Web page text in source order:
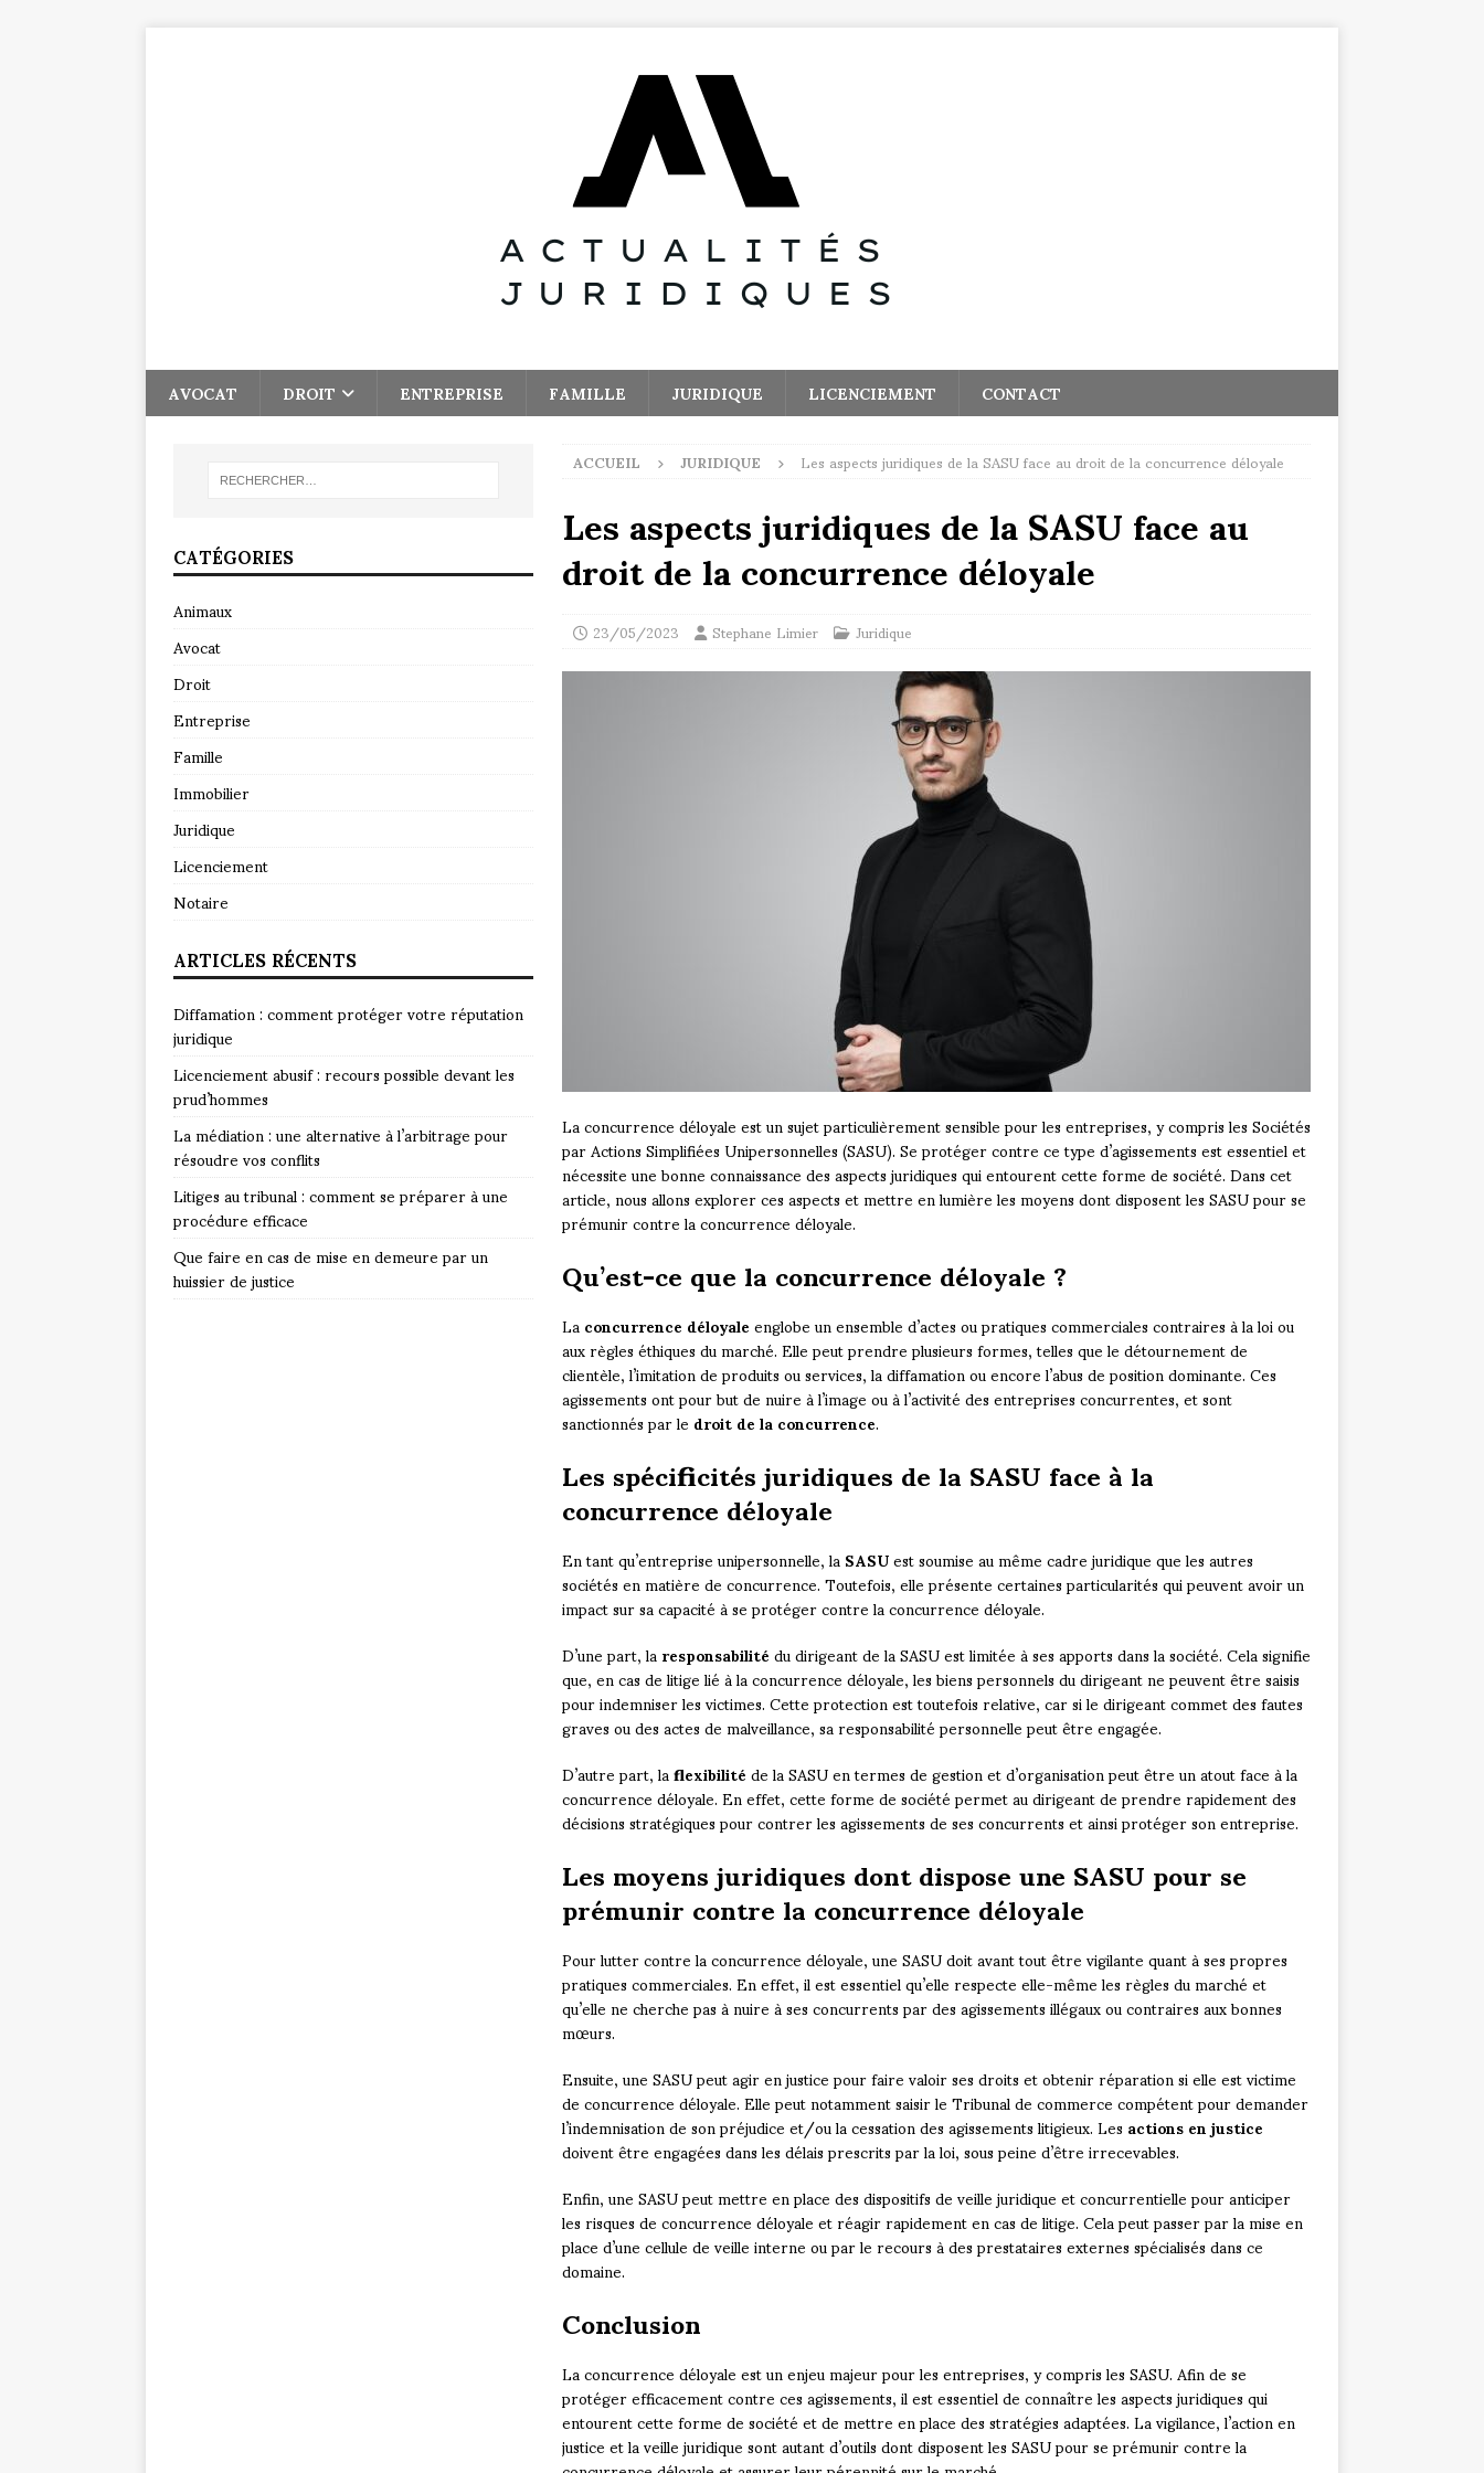
AVOCAT DROIT ENTREPRISE FAMILLE JURIDIQUE LICENCIEMENT CONTACT
ACCUEIL JURIDIQUE Les aspects juridiques de la SASU face au droit de la concurrence déloyale
Les aspects juridiques de la SASU face au
droit de la concurrence déloyale
23/05/2023 Stephane Limier Juridique
La concurrence déloyale est un sujet particulièrement sensible pour les entreprises, y compris les Sociétés
par Actions Simplifiées Unipersonnelles (SASU). Se protéger contre ce type d’agissements est essentiel et
nécessite une bonne connaissance des aspects juridiques qui entourent cette forme de société. Dans cet
article, nous allons explorer ces aspects et mettre en lumière les moyens dont disposent les SASU pour se
prémunir contre la concurrence déloyale.
Qu’est-ce que la concurrence déloyale ?
Laconcurrence déloyaleenglobe un ensemble d’actes ou pratiques commerciales contraires à la loi ou
aux règles éthiques du marché. Elle peut prendre plusieurs formes, telles que le détournement de
clientèle, l’imitation de produits ou services, la diffamation ou encore l’abus de position dominante. Ces
agissements ont pour but de nuire à l’image ou à l’activité des entreprises concurrentes, et sont
sanctionnés par ledroit de la concurrence.
Les spécificités juridiques de la SASU face à la
concurrence déloyale
En tant qu’entreprise unipersonnelle, laSASUest soumise au même cadre juridique que les autres
sociétés en matière de concurrence. Toutefois, elle présente certaines particularités qui peuvent avoir un
impact sur sa capacité à se protéger contre la concurrence déloyale.
D’une part, laresponsabilitédu dirigeant de la SASU est limitée à ses apports dans la société. Cela signifie
que, en cas de litige lié à la concurrence déloyale, les biens personnels du dirigeant ne peuvent être saisis
pour indemniser les victimes. Cette protection est toutefois relative, car si le dirigeant commet des fautes
graves ou des actes de malveillance, sa responsabilité personnelle peut être engagée.
D’autre part, laflexibilitéde la SASU en termes de gestion et d’organisation peut être un atout face à la
concurrence déloyale. En effet, cette forme de société permet au dirigeant de prendre rapidement des
décisions stratégiques pour contrer les agissements de ses concurrents et ainsi protéger son entreprise.
Les moyens juridiques dont dispose une SASU pour se
prémunir contre la concurrence déloyale
Pour lutter contre la concurrence déloyale, une SASU doit avant tout être vigilante quant à ses propres
pratiques commerciales. En effet, il est essentiel qu’elle respecte elle-même les règles du marché et
qu’elle ne cherche pas à nuire à ses concurrents par des agissements illégaux ou contraires aux bonnes
mœurs.
Ensuite, une SASU peut agir en justice pour faire valoir ses droits et obtenir réparation si elle est victime
de concurrence déloyale. Elle peut notamment saisir le Tribunal de commerce compétent pour demander
l’indemnisation de son préjudice et/ou la cessation des agissements litigieux. Lesactions en justice
doivent être engagées dans les délais prescrits par la loi, sous peine d’être irrecevables.
Enfin, une SASU peut mettre en place des dispositifs de veille juridique et concurrentielle pour anticiper
les risques de concurrence déloyale et réagir rapidement en cas de litige. Cela peut passer par la mise en
place d’une cellule de veille interne ou par le recours à des prestataires externes spécialisés dans ce
domaine.
Conclusion
La concurrence déloyale est un enjeu majeur pour les entreprises, y compris les SASU. Afin de se
protéger efficacement contre ces agissements, il est essentiel de connaître les aspects juridiques qui
entourent cette forme de société et de mettre en place des stratégies adaptées. La vigilance, l’action en
justice et la veille juridique sont autant d’outils dont disposent les SASU pour se prémunir contre la
CATÉGORIES
Animaux
Avocat
Droit
Entreprise
Famille
Immobilier
Juridique
Licenciement
Notaire
ARTICLES RÉCENTS
Diffamation : comment protéger votre réputation
juridique
Licenciement abusif : recours possible devant les
prud’hommes
La médiation : une alternative à l’arbitrage pour
résoudre vos conflits
Litiges au tribunal : comment se préparer à une
procédure efficace
Que faire en cas de mise en demeure par un
huissier de justice